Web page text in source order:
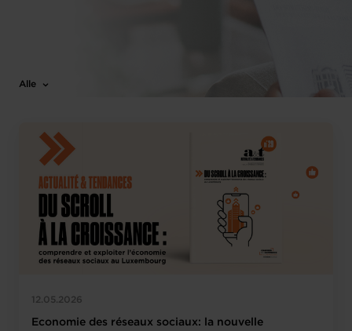
Alle
12.05.2026
Economie des réseaux sociaux: la nouvelle